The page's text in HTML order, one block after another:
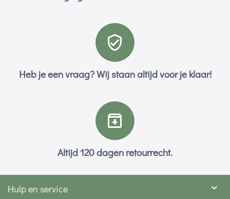
Heb je een vraag? Wij staan altijd voor je klaar!
Altijd 120 dagen retourrecht.
Hulp en service